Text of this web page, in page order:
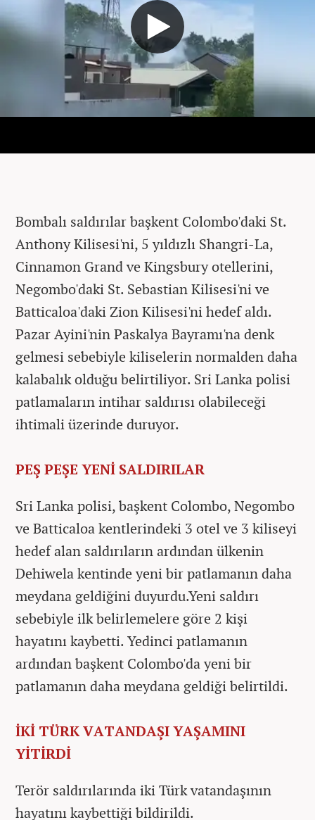
Bombalı saldırılar başkent Colombo'daki St.
Anthony Kilisesi'ni, 5 yıldızlı Shangri-La,
Cinnamon Grand ve Kingsbury otellerini,
Negombo'daki St. Sebastian Kilisesi'ni ve
Batticaloa'daki Zion Kilisesi'ni hedef aldı.
Pazar Ayini'nin Paskalya Bayramı'na denk
gelmesi sebebiyle kiliselerin normalden daha
kalabalık olduğu belirtiliyor. Sri Lanka polisi
patlamaların intihar saldırısı olabileceği
ihtimali üzerinde duruyor.
PEŞ PEŞE YENİ SALDIRILAR
Sri Lanka polisi, başkent Colombo, Negombo
ve Batticaloa kentlerindeki 3 otel ve 3 kiliseyi
hedef alan saldırıların ardından ülkenin
Dehiwela kentinde yeni bir patlamanın daha
meydana geldiğini duyurdu.Yeni saldırı
sebebiyle ilk belirlemelere göre 2 kişi
hayatını kaybetti. Yedinci patlamanın
ardından başkent Colombo'da yeni bir
patlamanın daha meydana geldiği belirtildi.
İKİ TÜRK VATANDAŞI YAŞAMINI
YİTİRDİ
Terör saldırılarında iki Türk vatandaşının
hayatını kaybettiği bildirildi.